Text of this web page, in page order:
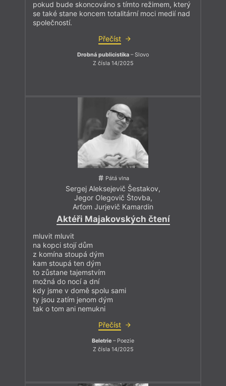
pokud bude skoncováno s tímto režimem, který
se také stane koncem totalitární moci medií nad
společností.
Přečíst
Drobná publicistika – Slovo
Z čísla 14/2025
Pátá vlna
Sergej Aleksejevič Šestakov,
Jegor Olegovič Štovba,
Arťom Jurjevič Kamardin
Aktéři Majakovských čtení
mluvit mluvit
na kopci stojí dům
z komína stoupá dým
kam stoupá ten dým
to zůstane tajemstvím
možná do nocí a dní
kdy jsme v domě spolu sami
ty jsou zatím jenom dým
tak o tom ani nemukni
Přečíst
Beletrie – Poezie
Z čísla 14/2025